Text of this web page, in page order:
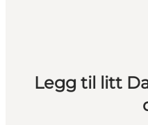
Legg til litt